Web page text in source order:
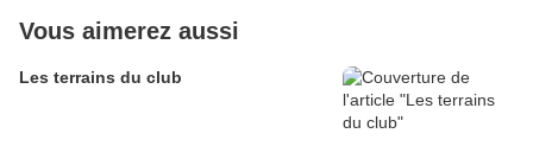
Vous aimerez aussi
Les terrains du club